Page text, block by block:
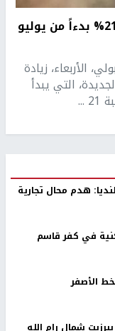
الأربعاء، زيادة
التي يبدأ
هدم محال تجارية
في كفر قاسم
الأصفر